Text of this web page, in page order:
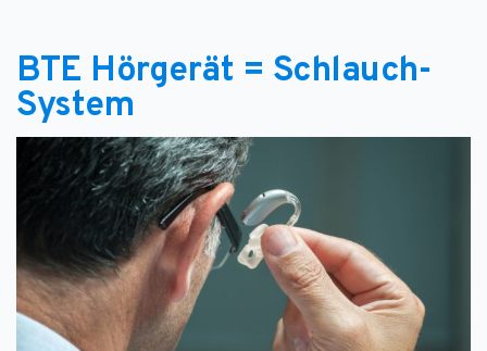
BTE Hörgerät = Schlauch-
System